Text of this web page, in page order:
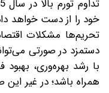
خود را از دست خواهد
تحریم‌ها مشکلات
دستمزد در صورتی
با رشد بهره‌وری،
همراه باشد؛ در غیر